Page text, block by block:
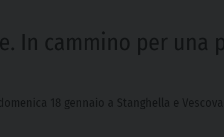
In cammino per una
18 gennaio a Stanghella e